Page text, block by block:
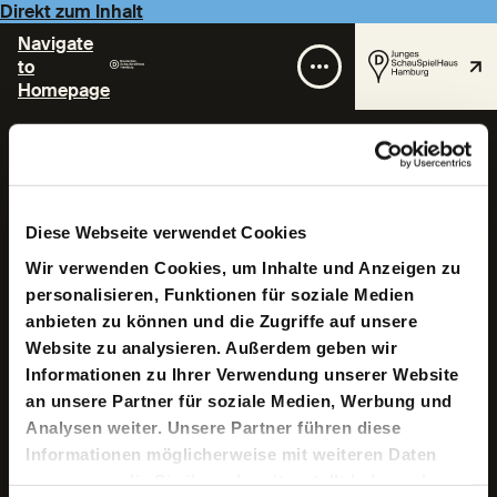
Diese Webseite verwendet Cookies
Wir verwenden Cookies, um Inhalte und Anzeigen zu
personalisieren, Funktionen für soziale Medien
anbieten zu können und die Zugriffe auf unsere
Website zu analysieren. Außerdem geben wir
Informationen zu Ihrer Verwendung unserer Website
an unsere Partner für soziale Medien, Werbung und
Analysen weiter. Unsere Partner führen diese
Informationen möglicherweise mit weiteren Daten
Direkt zum Inhalt
Navigate
to
Homepage
Geboren in Nagoya, Japan, begann ihre musikalische
Ausbildung am Klavier bereits im 4. Lebensjahr. Ersten
Schlagwerkunterricht erhielt sie ab dem 12. Lebensjahr.
Sie absolvierte ihr Schlagwerkstudium an der Tokyo
University of the Arts (Grund- und Aufbaustudium) sowie
an der Staatlichen Hochschule für Musik Freiburg im
Breisgau (Solisten Studium).